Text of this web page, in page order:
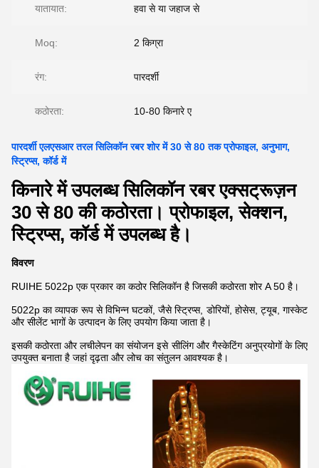
यातायात: हवा से या जहाज से
Moq: 2 किग्रा
रंग: पारदर्शी
कठोरता: 10-80 किनारे ए
पारदर्शी एलएसआर तरल सिलिकॉन रबर शोर में 30 से 80 तक प्रोफाइल, अनुभाग,
स्ट्रिप्स, कॉर्ड में
किनारे में उपलब्ध सिलिकॉन रबर एक्सट्रूज़न
30 से 80 की कठोरता। प्रोफाइल, सेक्शन,
स्ट्रिप्स, कॉर्ड में उपलब्ध है।
विवरण
RUIHE 5022p एक प्रकार का कठोर सिलिकॉन है जिसकी कठोरता शोर A 50 है।
5022p का व्यापक रूप से विभिन्न घटकों, जैसे स्ट्रिप्स, डोरियों, होसेस, ट्यूब, गास्केट
और सीलेंट भागों के उत्पादन के लिए उपयोग किया जाता है।
इसकी कठोरता और लचीलेपन का संयोजन इसे सीलिंग और गैस्केटिंग अनुप्रयोगों के लिए
उपयुक्त बनाता है जहां दृढ़ता और लोच का संतुलन आवश्यक है।